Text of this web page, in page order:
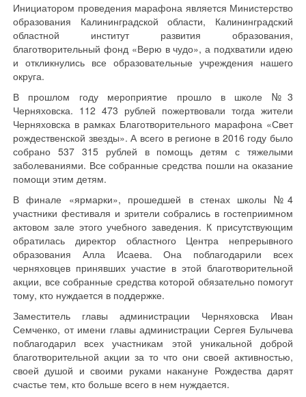
Инициатором проведения марафона является Министерство
образования Калининградской области, Калининградский
областной институт развития образования,
благотворительный фонд «Верю в чудо», а подхватили идею
и откликнулись все образовательные учреждения нашего
округа.
В прошлом году мероприятие прошло в школе №3
Черняховска. 112 473 рублей пожертвовали тогда жители
Черняховска в рамках Благотворительного марафона «Свет
рождественской звезды». А всего в регионе в 2016 году было
собрано 537 315 рублей в помощь детям с тяжелыми
заболеваниями. Все собранные средства пошли на оказание
помощи этим детям.
В финале «ярмарки», прошедшей в стенах школы №4
участники фестиваля и зрители собрались в гостеприимном
актовом зале этого учебного заведения. К присутствующим
обратилась директор областного Центра непрерывного
образования Алла Исаева. Она поблагодарили всех
черняховцев принявших участие в этой благотворительной
акции, все собранные средства которой обязательно помогут
тому, кто нуждается в поддержке.
Заместитель главы администрации Черняховска Иван
Семченко, от имени главы администрации Сергея Булычева
поблагодарил всех участникам этой уникальной доброй
благотворительной акции за то что они своей активностью,
своей душой и своими руками накануне Рождества дарят
счастье тем, кто больше всего в нем нуждается.